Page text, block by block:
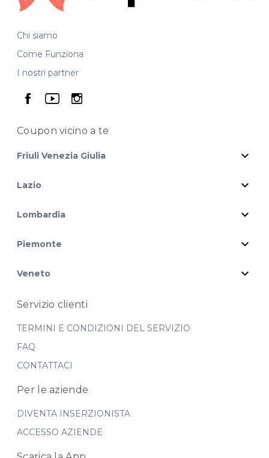
Chi siamo
Come Funziona
I nostri partner
seguici su facebook
seguici su youtube
seguici su instagram
Coupon vicinoa te
Friuli Venezia Giulia expand_more
Lazio expand_more
Lombardia expand_more
Piemonte expand_more
Veneto expand_more
Servizio clienti
TERMINI E CONDIZIONI DEL SERVIZIO
FAQ
CONTATTACI
Per le aziende
DIVENTA INSERZIONISTA
ACCESSO AZIENDE